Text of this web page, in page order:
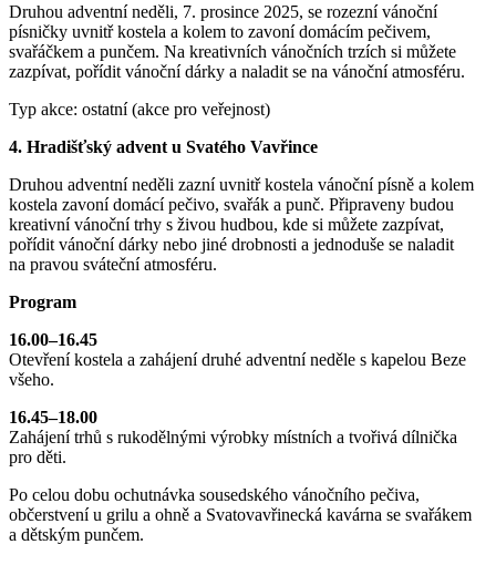
Druhou adventní neděli, 7. prosince 2025, se rozezní vánoční
písničky uvnitř kostela a kolem to zavoní domácím pečivem,
svařáčkem a punčem. Na kreativních vánočních trzích si můžete
zazpívat, pořídit vánoční dárky a naladit se na vánoční atmosféru.
Typ akce: ostatní (akce pro veřejnost)
4. Hradišťský advent u Svatého Vavřince
Druhou adventní neděli zazní uvnitř kostela vánoční písně a kolem
kostela zavoní domácí pečivo, svařák a punč. Připraveny budou
kreativní vánoční trhy s živou hudbou, kde si můžete zazpívat,
pořídit vánoční dárky nebo jiné drobnosti a jednoduše se naladit
na pravou sváteční atmosféru.
Program
16.00–16.45
Otevření kostela a zahájení druhé adventní neděle s kapelou Beze
všeho.
16.45–18.00
Zahájení trhů s rukodělnými výrobky místních a tvořivá dílnička
pro děti.
Po celou dobu ochutnávka sousedského vánočního pečiva,
občerstvení u grilu a ohně a Svatovavřinecká kavárna se svařákem
a dětským punčem.